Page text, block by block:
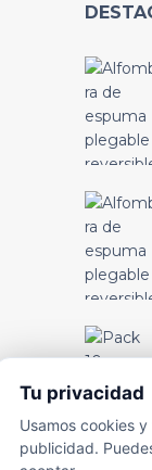
Tu privacidad
Usamos cookies
publicidad.